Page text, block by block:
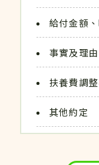
給付金額
事實及理由
扶養費調
其他約定